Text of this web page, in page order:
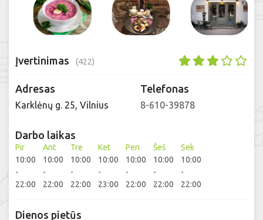
Įvertinimas (422)
Adresas
Karklėnų g. 25, Vilnius
Telefonas
8-610-39878
Darbo laikas
Pir
10:00
-
22:00
Ant
10:00
-
22:00
Tre
10:00
-
22:00
Ket
10:00
-
23:00
Pen
10:00
-
22:00
Šeš
10:00
-
22:00
Sek
10:00
-
22:00
Dienos pietūs